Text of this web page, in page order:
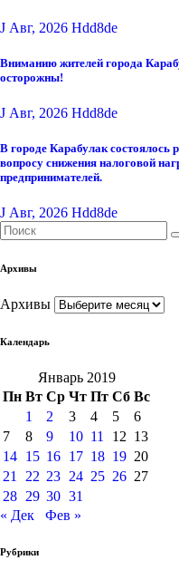
J Авг, 2026 Hdd8de
Вниманию жителей города
осторожны!
J Авг, 2026 Hdd8de
В городе Карабулак состоялось
вопросу снижения налоговой
предпринимателей.
J Авг, 2026 Hdd8de
Архивы
Архивы
Календарь
Январь 2019
Пн Вт Ср Чт Пт Сб Вс
1
2 3 4 5
6
7
8 9 10 11 12 13
14 15 16 17 18 19 20
21
22 23 24 25 26 27
28 29 30 31
« Дек
Фев »
Рубрики